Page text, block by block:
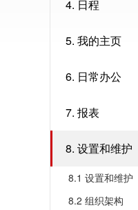
4. 日程
5. 我的主页
6. 日常办公
7. 报表
8. 设置和维护
8.1 设置和维护
8.2 组织架构